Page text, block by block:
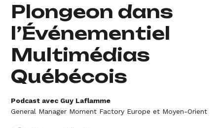
Plongeon dans
l’Événementiel
Multimédias
Québécois
Podcast avec Guy Laflamme
General Manager Moment Factory Europe et Moyen-Orient